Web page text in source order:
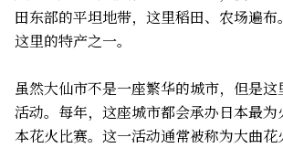
田东部的平坦地带，这里稻田、农场遍
这里的特产之一。
虽然大仙市不是一座繁华的城市，但是这
活动。每年，这座城市都会承办日本最为
本花火比赛。这一活动通常被称为大曲花